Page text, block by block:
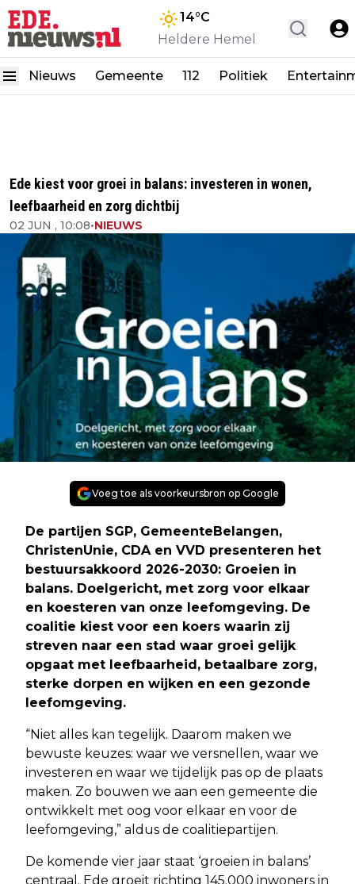
14°C
Heldere Hemel
Nieuws Gemeente 112 Politiek
Ede kiest voor groei in balans: investeren in wonen,
leefbaarheid en zorg dichtbij
02 JUN , 10:08•NIEUWS
Voeg toe als voorkeursbron op Google
De partijen SGP, GemeenteBelangen,
ChristenUnie, CDA en VVD presenteren het
bestuursakkoord 2026-2030: Groeien in
balans. Doelgericht, met zorg voor elkaar
en koesteren van onze leefomgeving. De
coalitie kiest voor een koers waarin zij
streven naar een stad waar groei gelijk
opgaat met leefbaarheid, betaalbare zorg,
sterke dorpen en wijken en een gezonde
leefomgeving.
“Niet alles kan tegelijk. Daarom maken we
bewuste keuzes: waar we versnellen, waar we
investeren en waar we tijdelijk pas op de plaats
maken. Zo bouwen we aan een gemeente die
ontwikkelt met oog voor elkaar en voor de
leefomgeving,” aldus de coalitiepartijen.
De komende vier jaar staat ‘groeien in balans’
centraal. Ede groeit richting 145.000 inwoners in